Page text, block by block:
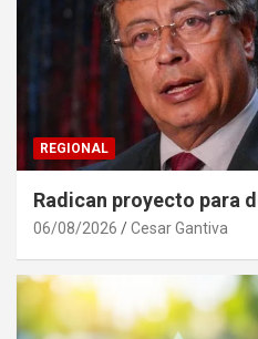
REGIONAL
Radican proyecto para
06/08/2026 Cesar Gantiva